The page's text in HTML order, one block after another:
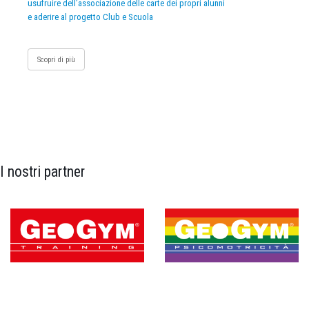
usufruire dell’associazione delle carte dei propri alunni
e aderire al progetto Club e Scuola
Scopri di più
I nostri partner